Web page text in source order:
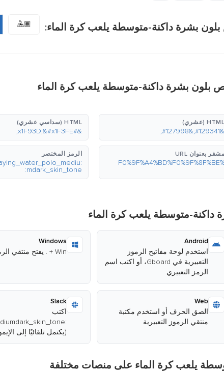
بشرة داكنة-متوسطة يلعب كرة الماء: 🤽🏾
بلون بشرة داكنة-متوسطة يلعب كرة الماء
HTML (عشري)
&#129341;&#127998;
HTML (سداسي عشري)
&#x1F93D;&#x1F3FE;
مشفر بعنوان URL
%F0%9F%A4%BD%F0%9F%8F%BE
الرمز المختصر
mdark_skin_tone:
داكنة-متوسطة يلعب كرة الماء
Android
استخدم لوحة مفاتيح الرموز
التعبيرية في Gboard، أو اكتب اسم
الرمز التعبيري
Windows
Win + . يفتح منتقي الرموز التعبيرية
Web
الصق الحرف أو استخدم مكتبة
منتقي الرموز التعبيرية
Slack
اكتب
(يكتمل تلقائيًا إلى
يلعب كرة الماء على منصات مختلفة